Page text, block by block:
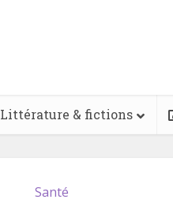
Littérature & fictions
Santé